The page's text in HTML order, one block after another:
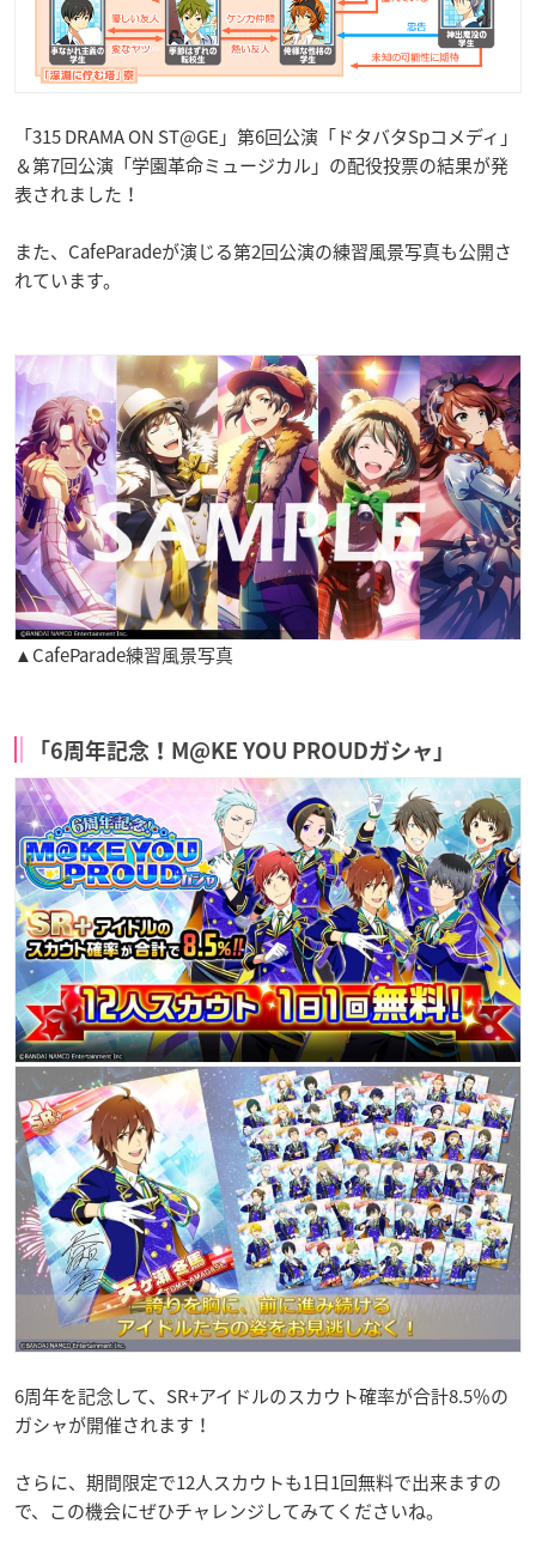
「315 DRAMA ON ST@GE」第6回公演「ドタバタSpコメディ」
＆第7回公演「学園革命ミュージカル」の配役投票の結果が発
表されました！
また、CafeParadeが演じる第2回公演の練習風景写真も公開さ
れています。
▲CafeParade練習風景写真
「6周年記念！M@KE YOU PROUDガシャ」
6周年を記念して、SR+アイドルのスカウト確率が合計8.5％の
ガシャが開催されます！
さらに、期間限定で12人スカウトも1日1回無料で出来ますの
で、この機会にぜひチャレンジしてみてくださいね。